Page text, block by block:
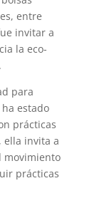
entre
invitar a
la eco-
para
estado
prácticas
ella invita a
movimiento
prácticas